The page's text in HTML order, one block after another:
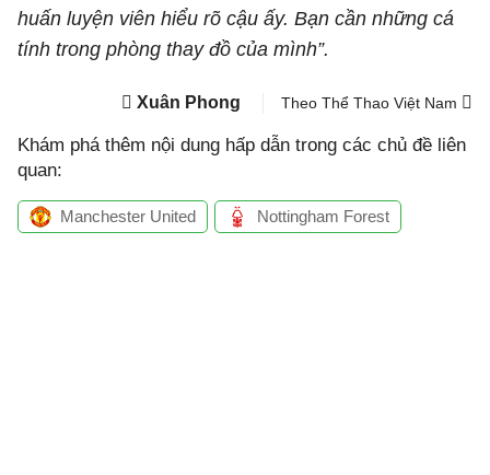
huấn luyện viên hiểu rõ cậu ấy. Bạn cần những cá
tính trong phòng thay đồ của mình”.
Xuân Phong Theo Thể Thao Việt Nam
Khám phá thêm nội dung hấp dẫn trong các chủ đề liên
quan:
Manchester United Nottingham Forest